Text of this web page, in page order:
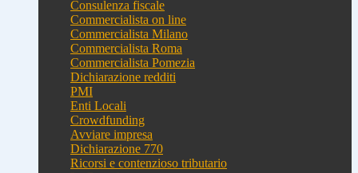
Consulenza fiscale
Commercialista on line
Commercialista Milano
Commercialista Roma
Commercialista Pomezia
Dichiarazione redditi
PMI
Enti Locali
Crowdfunding
Avviare impresa
Dichiarazione 770
Ricorsi e contenzioso tributario